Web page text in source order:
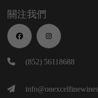
關注我們
(852) 56118688